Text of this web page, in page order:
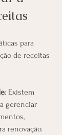
para
de receitas
: Existem
gerenciar
renovação.